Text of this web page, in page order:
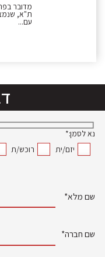
מדובר
ת"א,
עם...
נא לסמן:*
יזם/ית
רוכש/ת
שם מלא*
שם חברה*